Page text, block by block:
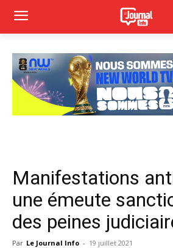
Manifestations
une émeute
des peines
Par Le Journal Info - 19 juillet 2021